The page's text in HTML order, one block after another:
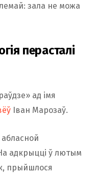
зала не можа
перасталі
ад імя
Іван Марозаў.
абласной
адкрыцці ў лютым
прыйшлося